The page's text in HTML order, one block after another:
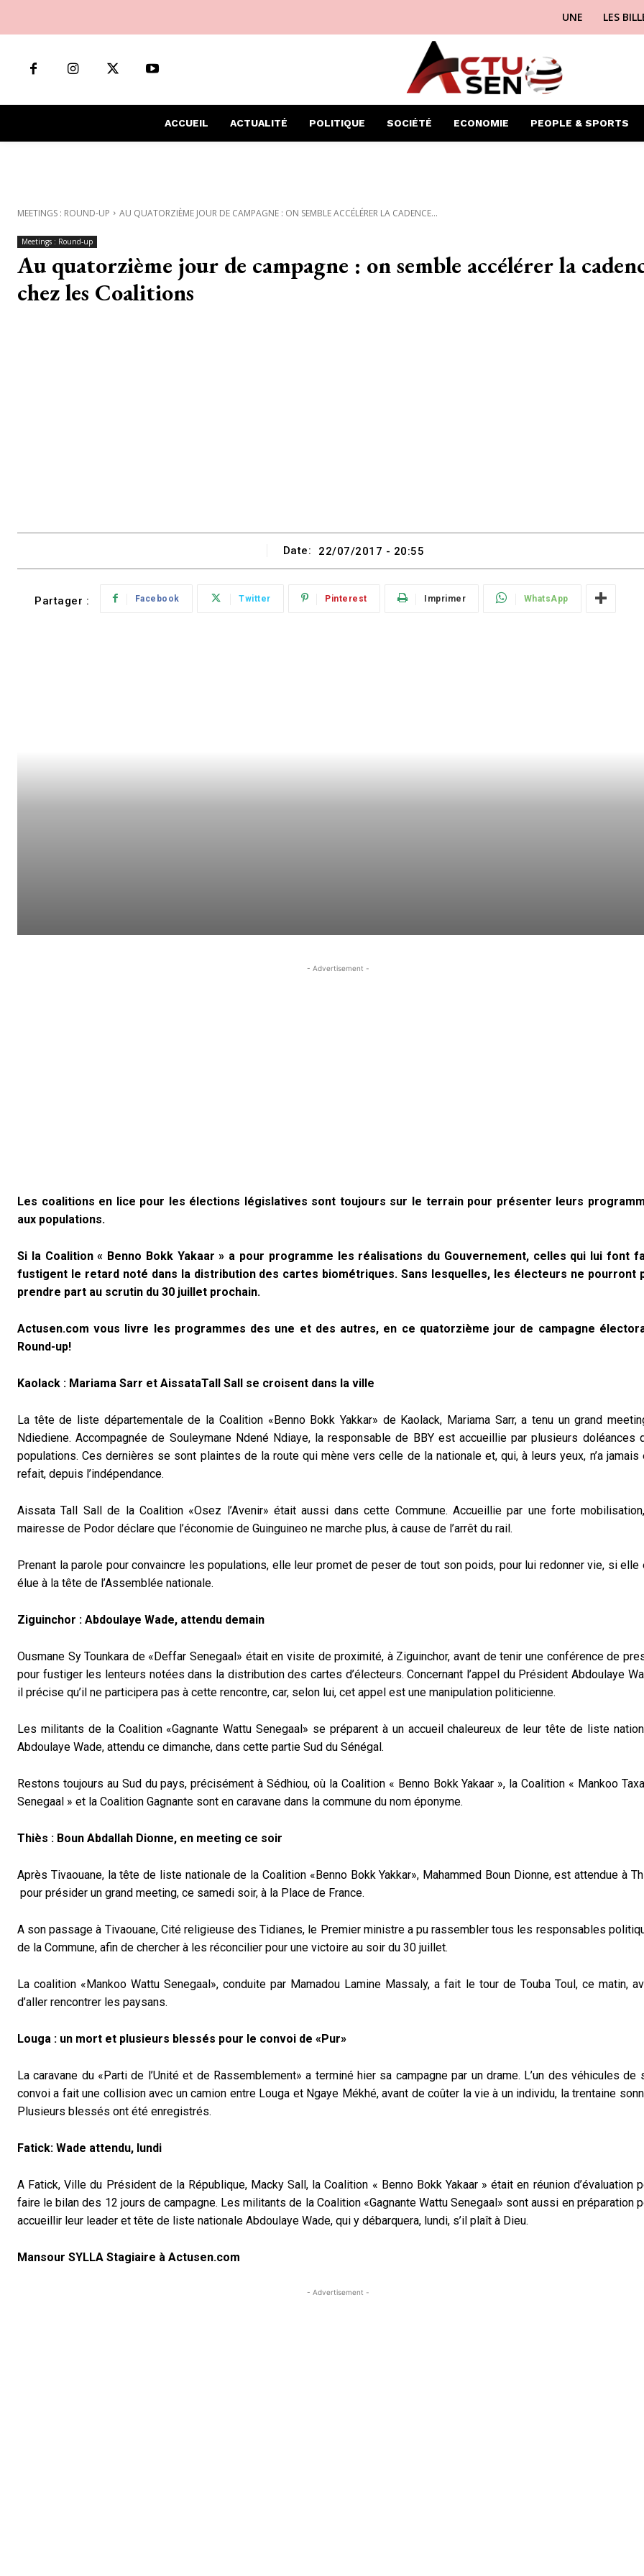
UNE LES
ACCUEIL ACTUALITÉ POLITIQUE SOCIÉTÉ ECONOMIE PEOPLE & SPORTS
MEETINGS : ROUND-UP AU QUATORZIÈME JOUR DE CAMPAGNE : ON SEMBLE ACCÉLÉRER LA CADENCE...
Meetings : Round-up
Au quatorzième jour de campagne : on semble accélérer la
chez les Coalitions
Date: 22/07/2017 - 20:55
Partager : Facebook Twitter Pinterest Imprimer WhatsApp
- Advertisement -
Les coalitions en lice pour les élections législatives sont toujours sur le terrain pour présenter leurs
aux populations.
Si la Coalition « Benno Bokk Yakaar » a pour programme les réalisations du Gouvernement, celles qui lui font
fustigent le retard noté dans la distribution des cartes biométriques. Sans lesquelles, les électeurs ne pourront
prendre part au scrutin du 30 juillet prochain.
Actusen.com vous livre les programmes des une et des autres, en ce quatorzième jour de campagne
Round-up!
Kaolack : Mariama Sarr et AissataTall Sall se croisent dans la ville
La tête de liste départementale de la Coalition «Benno Bokk Yakkar» de Kaolack, Mariama Sarr, a tenu un grand
Ndiediene. Accompagnée de Souleymane Ndené Ndiaye, la responsable de BBY est accueillie par plusieurs doléances
populations. Ces dernières se sont plaintes de la route qui mène vers celle de la nationale et, qui, à leurs yeux, n’a jamais
refait, depuis l’indépendance.
Aissata Tall Sall de la Coalition «Osez l’Avenir» était aussi dans cette Commune. Accueillie par une forte
mairesse de Podor déclare que l’économie de Guinguineo ne marche plus, à cause de l’arrêt du rail.
Prenant la parole pour convaincre les populations, elle leur promet de peser de tout son poids, pour lui redonner vie, si elle
élue à la tête de l’Assemblée nationale.
Ziguinchor : Abdoulaye Wade, attendu demain
Ousmane Sy Tounkara de «Deffar Senegaal» était en visite de proximité, à Ziguinchor, avant de tenir une conférence de
pour fustiger les lenteurs notées dans la distribution des cartes d’électeurs. Concernant l’appel du Président Abdoulaye
il précise qu’il ne participera pas à cette rencontre, car, selon lui, cet appel est une manipulation politicienne.
Les militants de la Coalition «Gagnante Wattu Senegaal» se préparent à un accueil chaleureux de leur tête de liste
Abdoulaye Wade, attendu ce dimanche, dans cette partie Sud du Sénégal.
Restons toujours au Sud du pays, précisément à Sédhiou, où la Coalition « Benno Bokk Yakaar », la Coalition « Mankoo
Senegaal » et la Coalition Gagnante sont en caravane dans la commune du nom éponyme.
Thiès : Boun Abdallah Dionne, en meeting ce soir
Après Tivaouane, la tête de liste nationale de la Coalition «Benno Bokk Yakkar», Mahammed Boun Dionne, est attendue à
pour présider un grand meeting, ce samedi soir, à la Place de France.
A son passage à Tivaouane, Cité religieuse des Tidianes, le Premier ministre a pu rassembler tous les responsables
de la Commune, afin de chercher à les réconcilier pour une victoire au soir du 30 juillet.
La coalition «Mankoo Wattu Senegaal», conduite par Mamadou Lamine Massaly, a fait le tour de Touba Toul, ce matin,
d’aller rencontrer les paysans.
Louga : un mort et plusieurs blessés pour le convoi de «Pur»
La caravane du «Parti de l’Unité et de Rassemblement» a terminé hier sa campagne par un drame. L’un des véhicules de
convoi a fait une collision avec un camion entre Louga et Ngaye Mékhé, avant de coûter la vie à un individu, la trentaine
Plusieurs blessés ont été enregistrés.
Fatick: Wade attendu, lundi
A Fatick, Ville du Président de la République, Macky Sall, la Coalition « Benno Bokk Yakaar » était en réunion d’évaluation
faire le bilan des 12 jours de campagne. Les militants de la Coalition «Gagnante Wattu Senegaal» sont aussi en préparation
accueillir leur leader et tête de liste nationale Abdoulaye Wade, qui y débarquera, lundi, s’il plaît à Dieu.
Mansour SYLLA Stagiaire à Actusen.com
- Advertisement -